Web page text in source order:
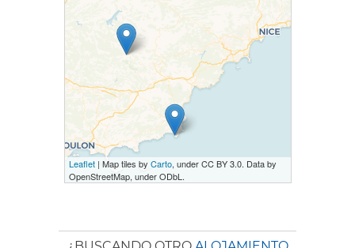
Leaflet| Map tiles by Carto, under CC BY 3.0. Data by
OpenStreetMap, under ODbL.